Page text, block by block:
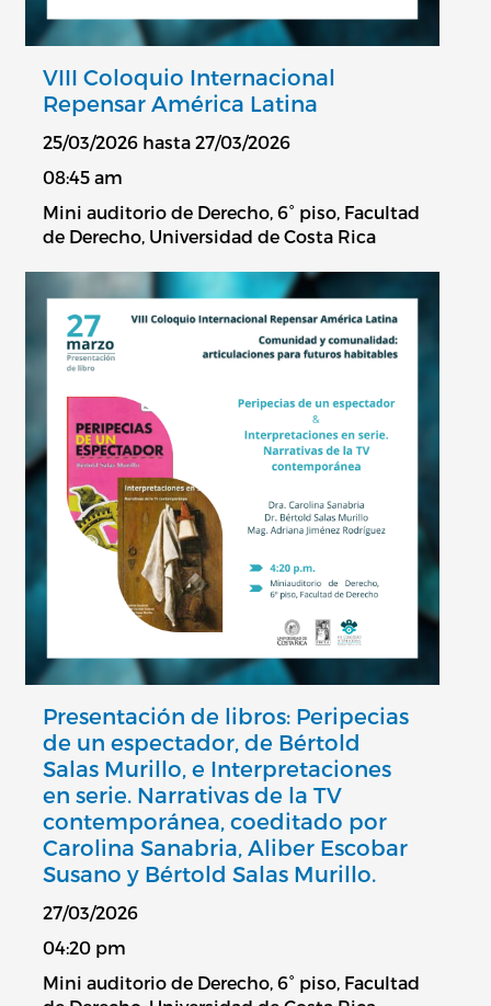
VIII Coloquio Internacional
Repensar América Latina
25/03/2026 hasta 27/03/2026
08:45 am
Mini auditorio de Derecho, 6° piso, Facultad
de Derecho, Universidad de Costa Rica
Presentación de libros: Peripecias
de un espectador, de Bértold
Salas Murillo, e Interpretaciones
en serie. Narrativas de la TV
contemporánea, coeditado por
Carolina Sanabria, Aliber Escobar
Susano y Bértold Salas Murillo.
27/03/2026
04:20 pm
Mini auditorio de Derecho, 6° piso, Facultad